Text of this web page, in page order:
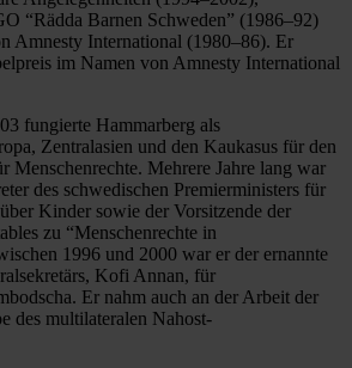
“Rädda Barnen Schweden” (1986–92)
Amnesty International (1980–86). Er
im Namen von Amnesty International
fungierte Hammarberg als
Zentralasien und den Kaukasus für den
Menschenrechte. Mehrere Jahre lang war
des schwedischen Premierministers für
Kinder sowie der Vorsitzende der
zu “Menschenrechte in
1996 und 2000 war er der ernannte
Kofi Annan, für
Er nahm auch an der Arbeit der
des multilateralen Nahost-